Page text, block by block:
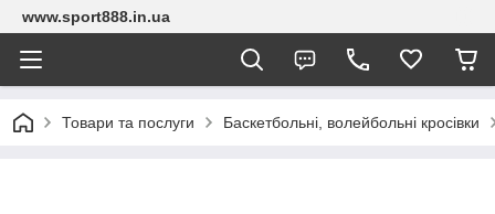
www.sport888.in.ua
Товари та послуги Баскетбольні, волейбольні кросівки